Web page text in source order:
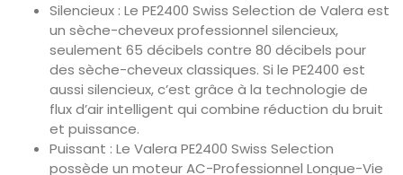
Silencieux : Le PE2400 Swiss Selection de Valera est
un sèche-cheveux professionnel silencieux,
seulement 65 décibels contre 80 décibels pour
des sèche-cheveux classiques. Si le PE2400 est
aussi silencieux, c’est grâce à la technologie de
flux d’air intelligent qui combine réduction du bruit
et puissance.
Puissant : Le Valera PE2400 Swiss Selection
possède un moteur AC-Professionnel Longue-Vie